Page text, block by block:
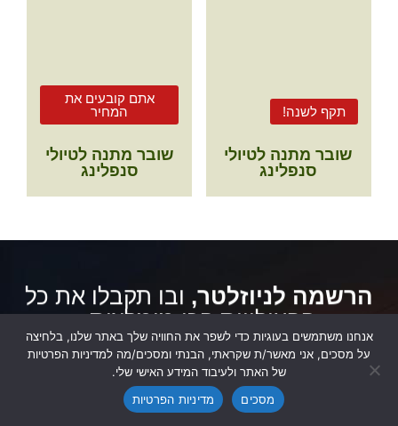
תקף לשנה!
שובר מתנה לטיולי
סנפלינג
אתם קובעים את
המחיר
שובר מתנה לטיולי
סנפלינג
הרשמה לניוזלטר, ובו תקבלו את כל
הפעילויות הכי מומלצות:
אנחנו משתמשים בעוגיות כדי לשפר את החוויה שלך באתר שלנו, בלחיצה
על מסכים, אני מאשר/ת שקראתי, הבנתי ומסכים/מה למדיניות הפרטיות
של האתר ולעיבוד המידע האישי שלי.
מסכים
מדיניות הפרטיות